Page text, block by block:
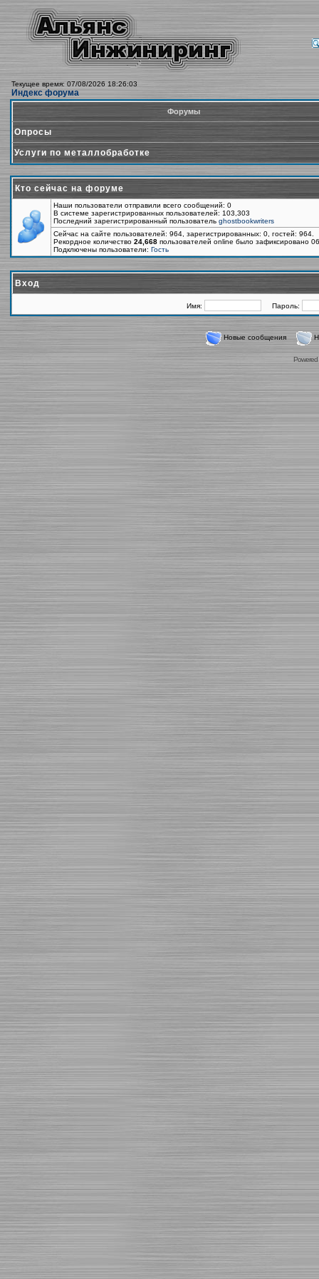
Текущее время: 07/08/2026 18:26:03
Индекс форума
Форумы
Опросы
Услуги по металлобработке
Кто сейчас на форуме
Наши пользователи отправили всего сообщений: 0
В системе зарегистрированных пользователей: 103,303
Последний зарегистрированный пользователь ghostbookwriters
Сейчас на сайте пользователей: 964, зарегистрированных: 0, гостей:
Рекордное количество 24,668 пользователей online было зафиксировано
Подключены пользователи: Гость
Вход
Имя: Пароль:
Новые сообщения